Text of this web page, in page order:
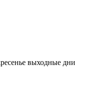
выходные дни